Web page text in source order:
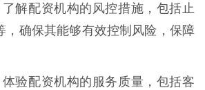
解配资机构的风控措施，包括止
，确保其能够有效控制风险，保障
验配资机构的服务质量，包括客